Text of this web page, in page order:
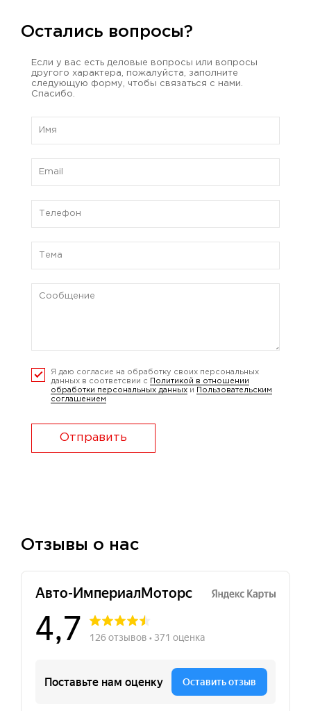
Остались вопросы?
Если у вас есть деловые вопросы или вопросы
другого характера, пожалуйста, заполните
следующую форму, чтобы связаться с нами.
Спасибо.
Я даю согласие на обработку своих персональных
данных в соответсвии с
Политикой в отношении
обработки персональных данных и
Пользовательским
соглашением
Отправить
Отзывы о нас